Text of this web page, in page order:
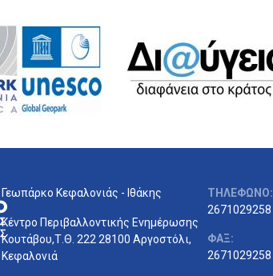
Γεωπάρκο Κεφαλονιάς - Ιθάκης
Κέντρο Περιβαλλοντικής Ενημέρωσης
Κουτάβου,Τ.Θ. 222 28100 Αργοστόλι,
Κεφαλονιά
ΤΗΛΕΦΩΝΟ:
2671029258
ΦΑΞ:
2671029258